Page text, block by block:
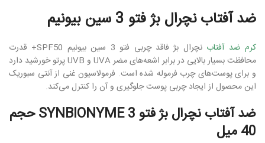
ضد آفتاب نچرال بژ فتو 3 سین بیونیم
کرم ضد آفتاب
نچرال بژ فاقد چربی فتو 3 سین بیونیم SPF50+ قدرت
محافظت بسیار بالایی در برابر اشعه‌های مضر UVA و UVB پرتو خورشید دارد
و برای پوست‌های چرب فرموله شده است. فرمولاسیون غنی از آنتی سبوریک
این محصول از ایجاد چربی پوست جلوگیری و آن را کنترل می‌کند.
ضد آفتاب نچرال بژ فتو 3 SYNBIONYME حجم
40 میل